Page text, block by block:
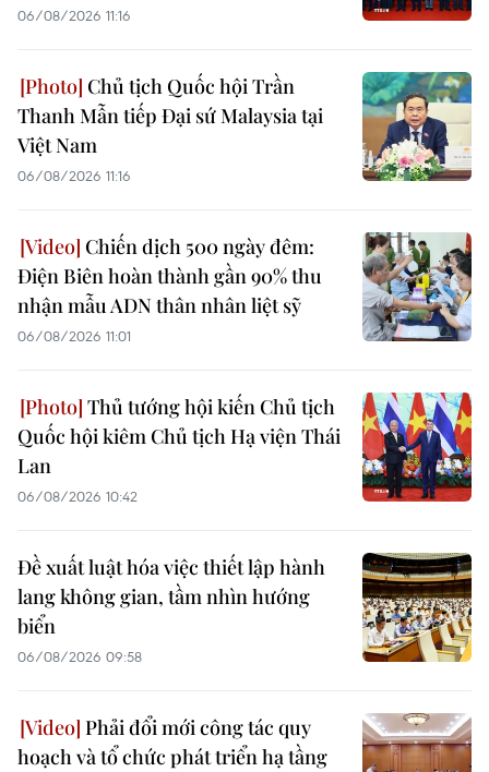
06/08/2026 11:16
Chủ tịch Quốc hội Trần
Thanh Mẫn tiếp Đại sứ Malaysia tại
Việt Nam
06/08/2026 11:16
Chiến dịch 500 ngày đêm:
Điện Biên hoàn thành gần 90% thu
nhận mẫu ADN thân nhân liệt sỹ
06/08/2026 11:01
Thủ tướng hội kiến Chủ tịch
Quốc hội kiêm Chủ tịch Hạ viện Thái
Lan
06/08/2026 10:42
Đề xuất luật hóa việc thiết lập hành
lang không gian, tầm nhìn hướng
biển
06/08/2026 09:58
Phải đổi mới công tác quy
hoạch và tổ chức phát triển hạ tầng